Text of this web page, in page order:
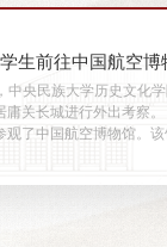
生前往中国航空
中央民族大学历史文化
。 天空阴雨绵绵，为隐于山中的博物馆增添了几份庄
观了中国航空博物馆。